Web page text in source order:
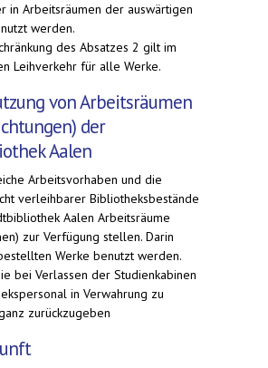
in Arbeitsräumen der auswärtigen
werden.
des Absatzes 2 gilt im
Leihverkehr für alle Werke.
von Arbeitsräumen
der
Aalen
Arbeitsvorhaben und die
verleihbarer Bibliotheksbestände
Aalen Arbeitsräume
zur Verfügung stellen. Darin
Werke benutzt werden.
bei Verlassen der Studienkabinen
in Verwahrung zu
zurückzugeben